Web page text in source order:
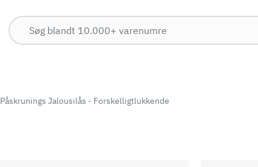
Påskrunings Jalousilås - Forskelligtlukkende